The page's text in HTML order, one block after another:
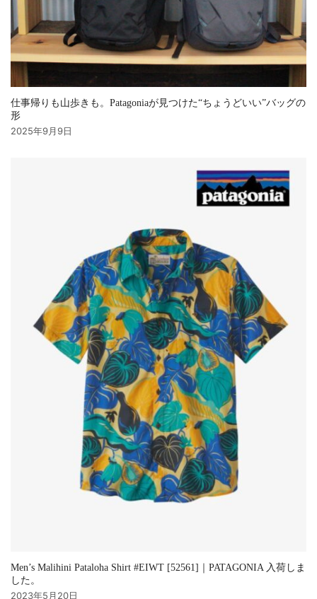
仕事帰りも山歩きも。Patagoniaが見つけた“ちょうどいい”バッグの
形
2025年9月9日
Men’s Malihini Pataloha Shirt #EIWT [52561]｜PATAGONIA 入荷しま
した。
2023年5月20日